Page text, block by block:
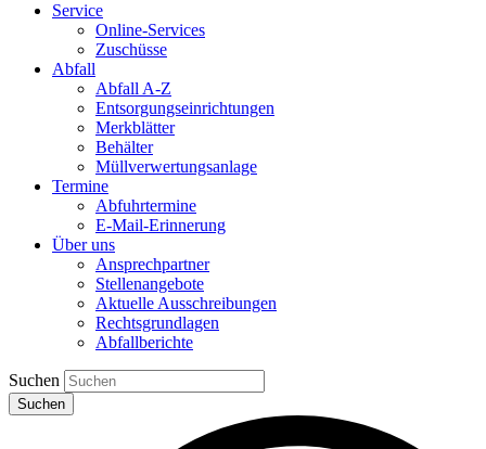
Service
Online-Services
Zuschüsse
Abfall
Abfall A-Z
Entsorgungseinrichtungen
Merkblätter
Behälter
Müllverwertungsanlage
Termine
Abfuhrtermine
E-Mail-Erinnerung
Über uns
Ansprechpartner
Stellenangebote
Aktuelle Ausschreibungen
Rechtsgrundlagen
Abfallberichte
Suchen
Suchen